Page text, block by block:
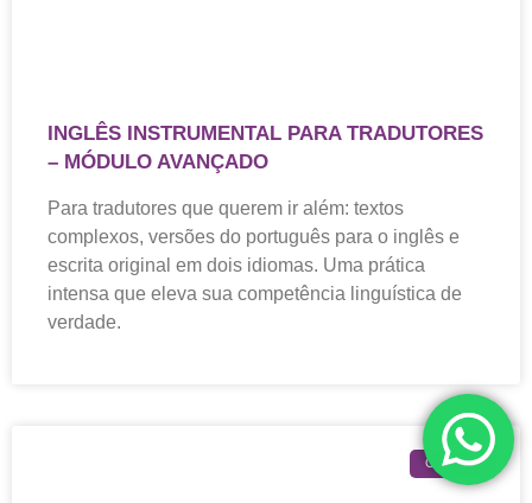
INGLÊS INSTRUMENTAL PARA TRADUTORES
– MÓDULO AVANÇADO
Para tradutores que querem ir além: textos
complexos, versões do português para o inglês e
escrita original em dois idiomas. Uma prática
intensa que eleva sua competência linguística de
verdade.
CURSOS